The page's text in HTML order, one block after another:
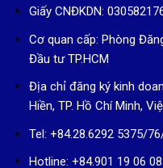
Giấy CNĐKDN:
Cơ quan cấp: Phòng
Đầu tư TP.HCM
Địa chỉ đăng ký kinh
Hiền, TP. Hồ Chí Minh,
Tel: +84.28.6292 5375/
Hotline: +84.901 19 06 08